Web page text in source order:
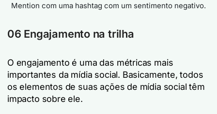
Mention com uma hashtag com um sentimento negativo.
06 Engajamento na trilha
O engajamento é uma das métricas mais
importantes da mídia social. Basicamente, todos
os elementos de suas ações de mídia social têm
impacto sobre ele.